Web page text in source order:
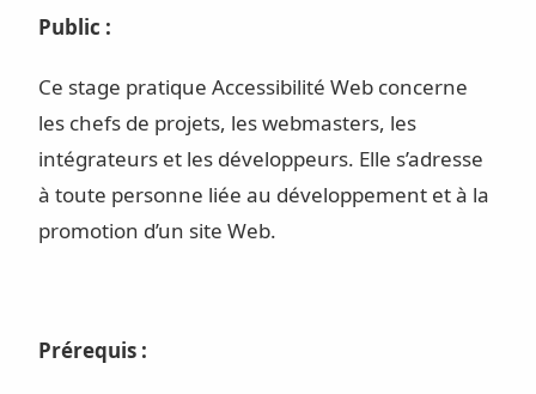
Public :
Ce stage pratique Accessibilité Web concerne
les chefs de projets, les webmasters, les
intégrateurs et les développeurs. Elle s’adresse
à toute personne liée au développement et à la
promotion d’un site Web.
Prérequis :